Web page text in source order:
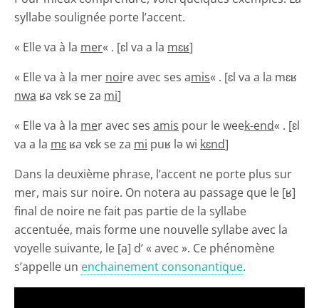
syllabe soulignée porte l’accent.
« Elle va à la mer« . [ɛl va a la mɛʁ]
« Elle va à la mer noire avec ses amis« . [ɛl va a la mɛʁ
nwa ʁa vɛk se za mi]
« Elle va à la mer avec ses amis pour le week-end« . [ɛl
va a la mɛ ʁa vɛk se za mi puʁ lə wi kɛnd]
Dans la deuxième phrase, l’accent ne porte plus sur
mer, mais sur noire. On notera au passage que le [ʁ]
final de noire ne fait pas partie de la syllabe
accentuée, mais forme une nouvelle syllabe avec la
voyelle suivante, le [a] d’ « avec ». Ce phénomène
s’appelle un enchainement consonantique.